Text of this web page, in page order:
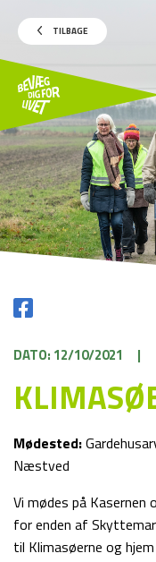
TILBAGE
DATO: 12/10/2021 |
Mødested:
Næstved
Vi mødes på
for enden af
til Klimasøerne og